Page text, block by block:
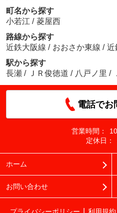
町名から探す
小若江 / 菱屋西
路線から探す
近鉄大阪線 / おおさか東線 / 近
駅から探す
長瀬 / ＪＲ俊徳道 / 八戸ノ里 /
電話でお
営業時間：
定休日：
ホーム
お問い合わせ
プライバシーポリシー 利用規約